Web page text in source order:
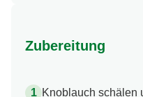
Zubereitung
Knoblauch schälen